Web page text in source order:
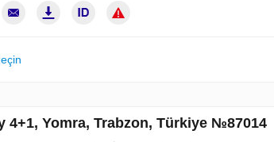
4+1, Yomra, Trabzon, Türkiye №87014